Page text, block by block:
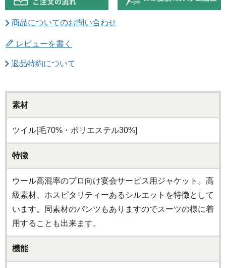
商品についてのお問い合わせ
レビューを書く
返品特約について
素材
ツイル[毛70%・ポリエステル30%]
特徴
ウール高混率のプロ向け宴会サービス用ジャケット。高
級素材、ホスピタリティーあるシルエットを特徴として
います。同素材のパンツもありますのでスーツの様に着
用することも出来ます。
機能